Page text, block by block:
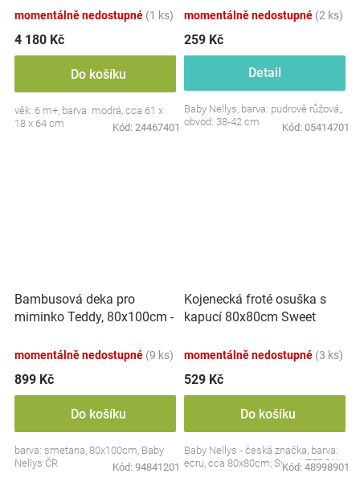
momentálně nedostupné (1 ks)
4 180 Kč
Do košíku
věk: 6 m+, barva: modrá, cca 61 x
18 x 64 cm
Kód: 24467401
růžová, 80/98
momentálně nedostupné (2 ks)
259 Kč
Detail
Baby Nellys, barva: pudrově růžová,,
obvod: 38-42 cm
Kód: 05414701
Bambusová deka pro
miminko Teddy, 80x100cm -
momentálně nedostupné (9 ks)
899 Kč
Do košíku
barva: smetana, 80x100cm, Baby
Nellys ČR
Kód: 94841201
Kojenecká froté osuška s
kapucí 80x80cm Sweet
momentálně nedostupné (3 ks)
529 Kč
Do košíku
Baby Nellys - česká značka, barva:
ecru, cca 80x80cm, Sweet TEDDY
Kód: 48998901